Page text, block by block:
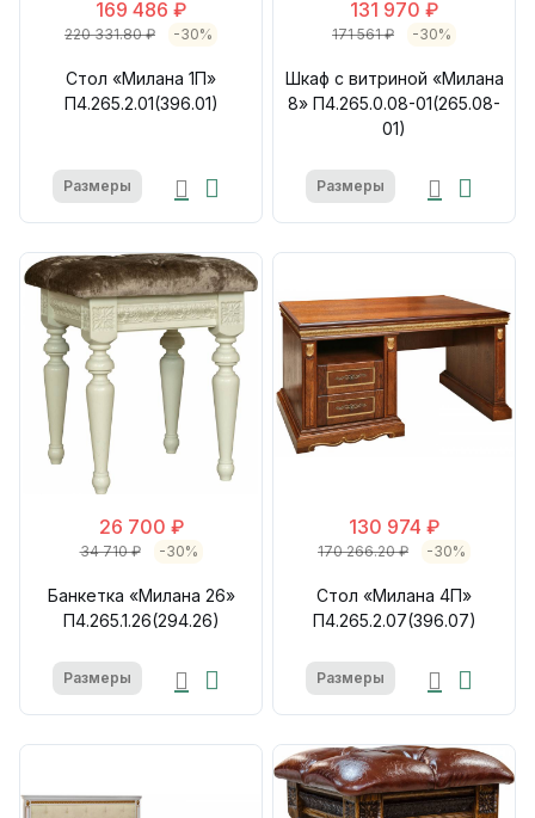
169 486 ₽
220 331.80 ₽ -30%
Стол «Милана 1П»
П4.265.2.01(396.01)
Размеры
131 970 ₽
171 561 ₽ -30%
Шкаф с витриной «Милана
8» П4.265.0.08-01(265.08-
01)
Размеры
26 700 ₽
34 710 ₽ -30%
Банкетка «Милана 26»
П4.265.1.26(294.26)
Размеры
130 974 ₽
170 266.20 ₽ -30%
Стол «Милана 4П»
П4.265.2.07(396.07)
Размеры